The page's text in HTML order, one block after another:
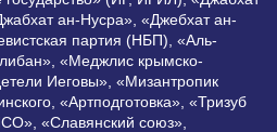
ан-Нусра», «Джебхат ан-
партия (НБП), «Аль-
«Меджлис крымско-
Иеговы», «Мизантропик
«Артподготовка», «Тризуб
«Славянский союз»,